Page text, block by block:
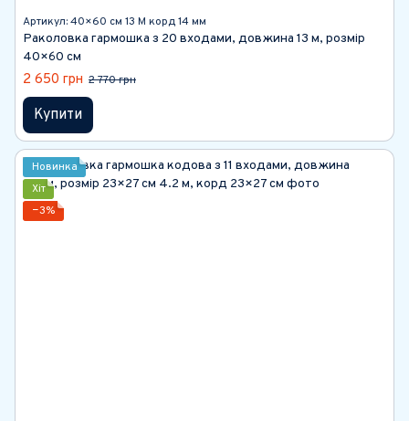
Артикул: 40×60 см 13 М корд 14 мм
Раколовка гармошка з 20 входами, довжина 13 м, розмір
40×60 см
2 650 грн 2 770 грн
Купити
Новинка
Хіт
−3%